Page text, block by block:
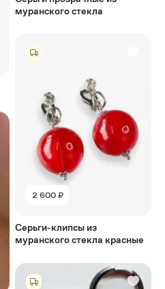
муранского стекла
2 600 ₽
Серьги-клипсы из
муранского стекла красные